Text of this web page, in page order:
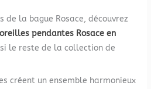
de la bague Rosace, découvrez
pendantes Rosace en
le reste de la collection de
créent un ensemble harmonieux